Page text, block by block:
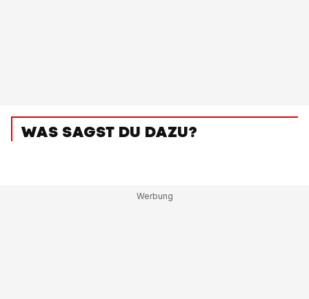
WAS SAGST DU DAZU?